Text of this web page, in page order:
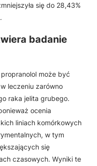
się do 28,43%
badanie
może być
leczeniu zarówno
raka jelita grubego.
ocenia
liniach komórkowych
w tym
się
czasowych. Wyniki te